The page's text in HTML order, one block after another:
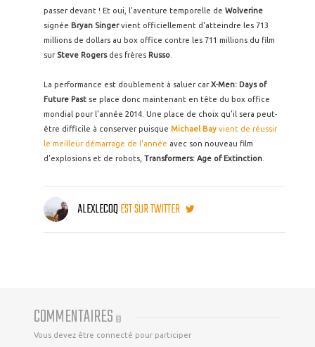
passer devant ! Et oui, l'aventure temporelle de Wolverine
signée Bryan Singervient officiellement d'atteindre les 713
millions de dollars au box office contre les 711 millions du film
sur Steve Rogersdes frères Russo
La performance est doublement à saluer carX-Men: Days of
Future Past se place donc maintenant en tête du box office
mondial pour l'année 2014. Une place de choix qu'il sera peut-
être difficile à conserver puisque Michael Bay vient de réussir
le meilleur démarrage de l'année avec son nouveau film
d'explosions et de robots, Transformers: Age of Extinction
ALEXLECOQEST SUR TWITTER
COMMENTAIRES (8)
Vous devez être connecté pour participer